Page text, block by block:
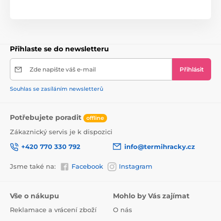
POZORNOST:
Přívěsek slouží pouze k ochraně dudlíku před pádem
Nepoužívejte, když dítě spí
osoby
Přihlaste se do newsletteru
Zde napište váš e-mail Přihlásit
Souhlas se zasíláním newsletterů
Potřebujete poradit offline
Zákaznický servis je k dispozici
+420 770 330 792
info@termihracky.cz
Jsme také na: Facebook Instagram
Vše o nákupu
Reklamace a vrácení zboží
Mohlo by Vás zajímat
O nás